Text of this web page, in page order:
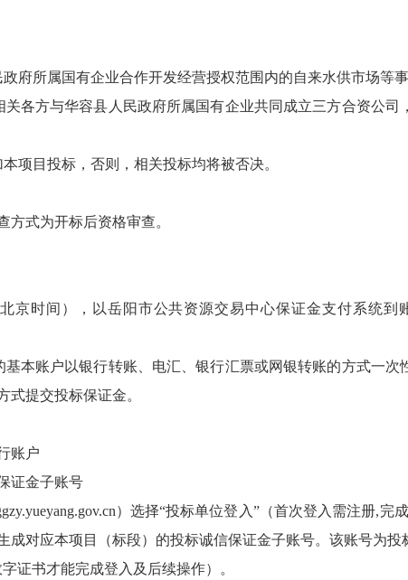
府所属国有企业合作开发经营授权范围内的自来水供市场等事
各方与华容县人民政府所属国有企业共同成立三方合资公司
项目投标，否则，相关投标均将被否决。
式为开标后资格审查。
京时间），以岳阳市公共资源交易中心保证金支付系统到
本账户以银行转账、电汇、银行汇票或网银转账的方式一次
式提交投标保证金。
账户
证金子账号
）选择“投标单位登入”（首次登入需注册,完
成对应本项目（标段）的投标诚信保证金子账号。该账号为
证书才能完成登入及后续操作）。